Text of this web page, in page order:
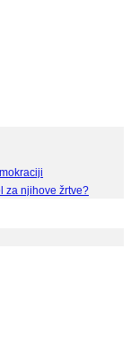
za njihove žrtve?